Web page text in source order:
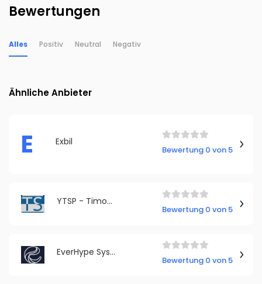
Bewertungen
Alles Positiv Neutral Negativ
Ähnliche Anbieter
E Exbil
Bewertung 0 von 5
YTSP - Timon Gärtner
Bewertung 0 von 5
EverHype Systems GmbH
Bewertung 0 von 5